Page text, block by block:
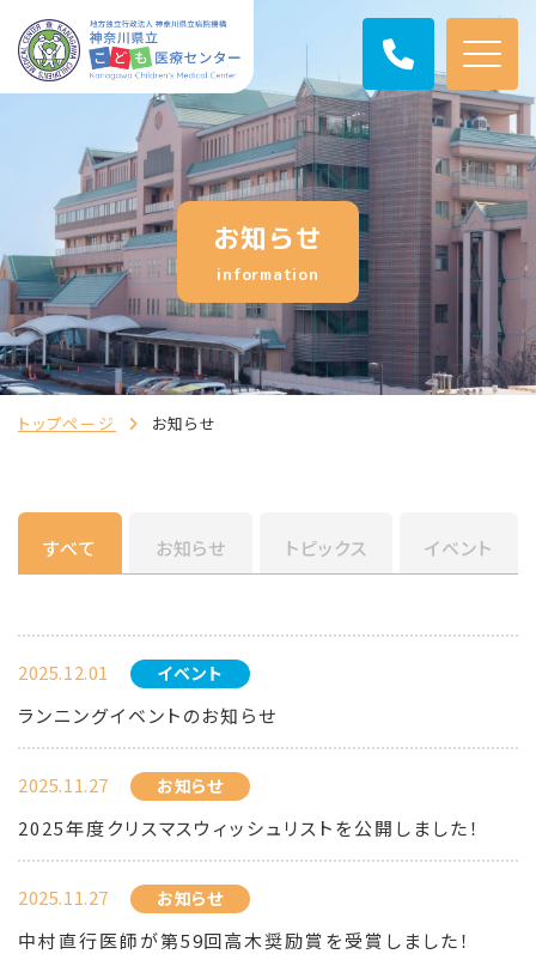
お知らせ
information
トップページ お知らせ
すべて お知らせ トピックス イベント
2025.12.01 イベント
ランニングイベントのお知らせ
2025.11.27 お知らせ
2025年度クリスマスウィッシュリストを公開しました！
2025.11.27 お知らせ
中村直行医師が第59回高木奨励賞を受賞しました！